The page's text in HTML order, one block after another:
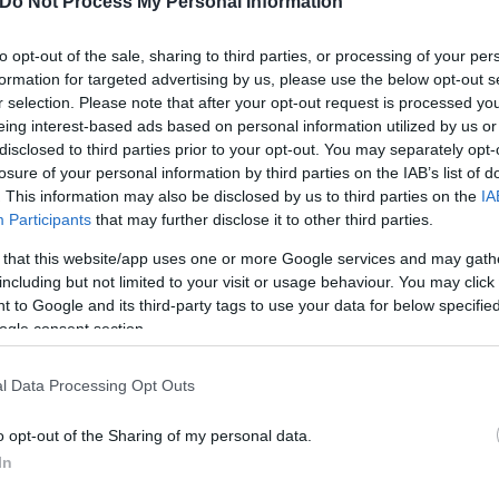
opt-out of the sale, sharing to third parties, or processing of your
for targeted advertising by us, please use the below opt-out
selection. Please note that after your opt-out request is processed
interest-based ads based on personal information utilized by us
to third parties prior to your opt-out. You may separately
of your personal information by third parties on the IAB’s list of
This information may also be disclosed by us to third parties on the
Participants that may further disclose it to other third parties.
that this website/app uses one or more Google services and may
but not limited to your visit or usage behaviour. You may
to Google and its third-party tags to use your data for below
consent section.
Data Processing Opt Outs
opt-out of the Sharing of my personal data.
Καρέτσας, ο οποίος φιγουράρει στην 4η θέση της
μάλιστα πάνω από ποδοσφαιριστές του
και ο Ντιομαντέ της Λειψίας (3.318).